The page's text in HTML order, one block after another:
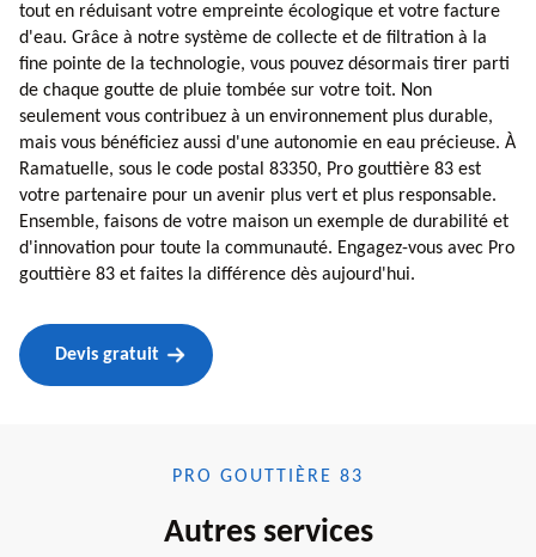
tout en réduisant votre empreinte écologique et votre facture
d'eau. Grâce à notre système de collecte et de filtration à la
fine pointe de la technologie, vous pouvez désormais tirer parti
de chaque goutte de pluie tombée sur votre toit. Non
seulement vous contribuez à un environnement plus durable,
mais vous bénéficiez aussi d'une autonomie en eau précieuse. À
Ramatuelle, sous le code postal 83350, Pro gouttière 83 est
votre partenaire pour un avenir plus vert et plus responsable.
Ensemble, faisons de votre maison un exemple de durabilité et
d'innovation pour toute la communauté. Engagez-vous avec Pro
gouttière 83 et faites la différence dès aujourd'hui.
Devis gratuit
PRO GOUTTIÈRE 83
Autres services